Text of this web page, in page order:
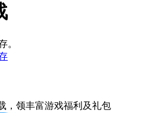
。
，领丰富游戏福利 及礼包